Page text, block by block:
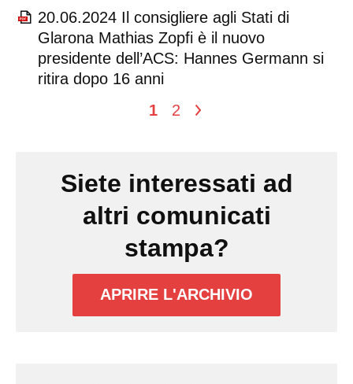
20.06.2024 Il consigliere agli Stati di
Glarona Mathias Zopfi è il nuovo
presidente dell’ACS: Hannes Germann si
ritira dopo 16 anni
1
2 >
Siete interessati ad
altri comunicati
stampa?
APRIRE L'ARCHIVIO